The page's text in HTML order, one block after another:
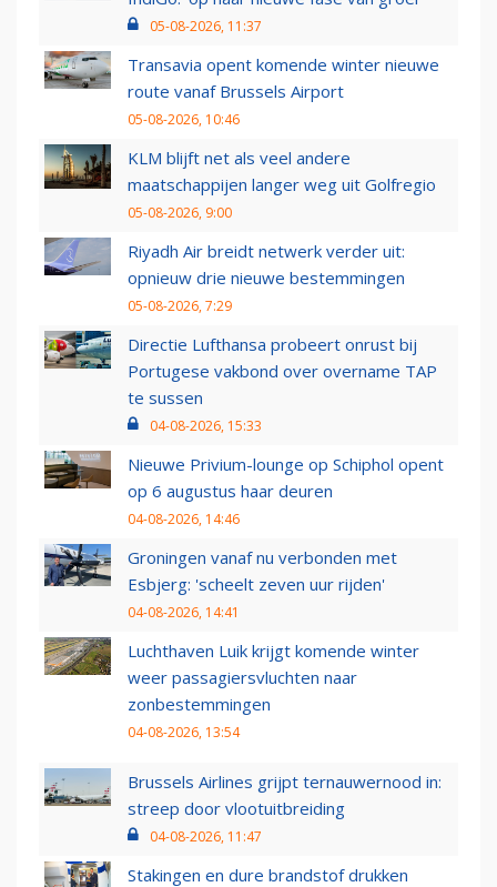
05-08-2026, 11:37
Transavia opent komende winter nieuwe
route vanaf Brussels Airport
05-08-2026, 10:46
KLM blijft net als veel andere
maatschappijen langer weg uit Golfregio
05-08-2026, 9:00
Riyadh Air breidt netwerk verder uit:
opnieuw drie nieuwe bestemmingen
05-08-2026, 7:29
Directie Lufthansa probeert onrust bij
Portugese vakbond over overname TAP
te sussen
04-08-2026, 15:33
Nieuwe Privium-lounge op Schiphol opent
op 6 augustus haar deuren
04-08-2026, 14:46
Groningen vanaf nu verbonden met
Esbjerg: 'scheelt zeven uur rijden'
04-08-2026, 14:41
Luchthaven Luik krijgt komende winter
weer passagiersvluchten naar
zonbestemmingen
04-08-2026, 13:54
Brussels Airlines grijpt ternauwernood in:
streep door vlootuitbreiding
04-08-2026, 11:47
Stakingen en dure brandstof drukken